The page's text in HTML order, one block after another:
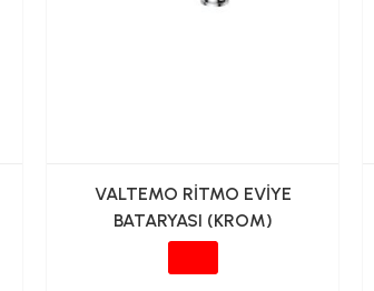
VALTEMO RİTMO EVİYE
BATARYASI (KROM)